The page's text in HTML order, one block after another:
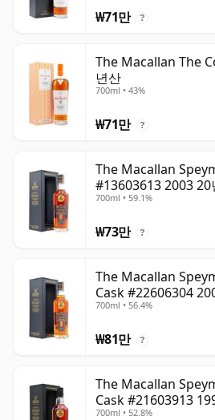
₩71만 ?
The Macallan The
년산
700ml • 43%
₩71만 ?
The Macallan
#13603613 2003 20
700ml • 59.1%
₩73만 ?
The Macallan
Cask #22606304
700ml • 56.4%
₩81만 ?
The Macallan
Cask #21603913
700ml • 52.8%